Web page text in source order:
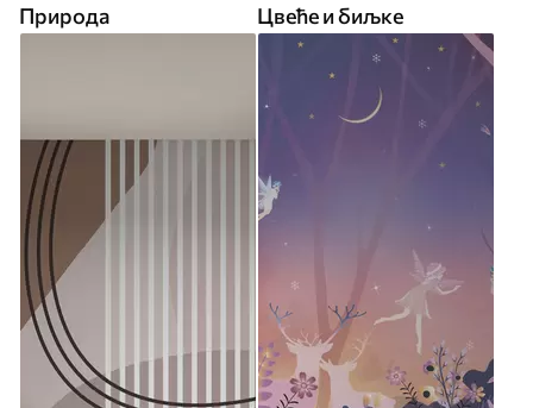
Природа Цвеће и биљке